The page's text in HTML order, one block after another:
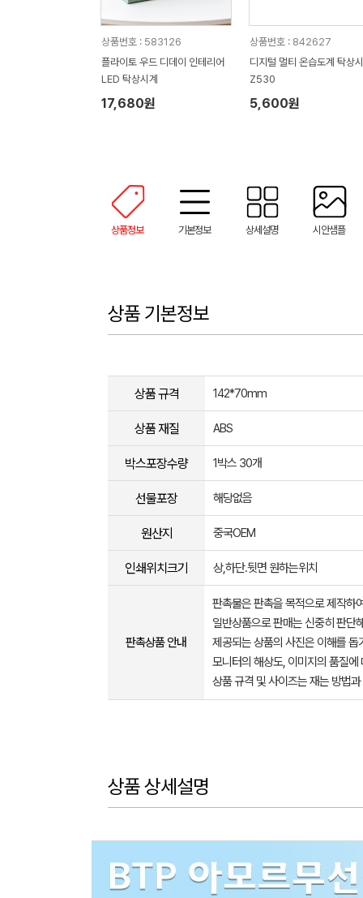
상품번호 : 583126
플라이토 우드 디데이 인테리어
LED 탁상시계
17,680원
상품번호 : 842627
디지털 멀티 온습도계 탁상
Z530
5,600원
상품정보 기본정보 상세설명 시안샘플
상품 기본정보
상품 규격 142*70mm
상품 재질 ABS
박스포장수량 1박스 30개
선물포장 해당없음
원산지 중국OEM
인쇄위치크기 상,하단.뒷면 원하는위치
판촉상품 안내
판촉물은 판촉을 목적으로 제작하
일반상품으로 판매는 신중히 판단
제공되는 상품의 사진은 이해를
모니터의 해상도, 이미지의 품질
상품 규격 및 사이즈는 재는 방법
상품 상세설명